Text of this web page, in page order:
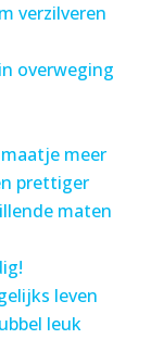
verzilveren
overweging
meer
prettiger
maten
leven
leuk